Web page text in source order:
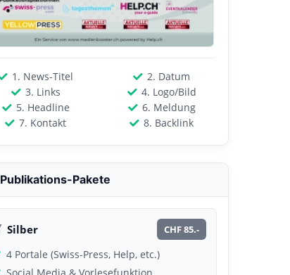
1. News-Titel
2. Datum
3. Links
4. Logo/Bild
5. Headline
6. Meldung
7. Kontakt
8. Backlink
Publikations-Pakete
Silber CHF 85.-
4 Portale (Swiss-Press, Help, etc.)
Social Media & Vorlesefunktion